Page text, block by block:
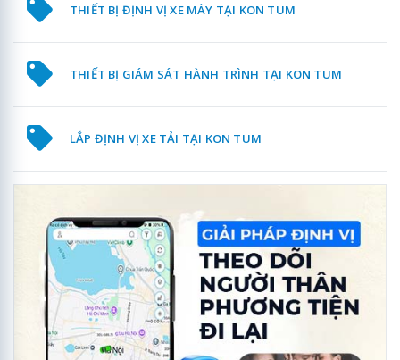
THIẾT BỊ ĐỊNH VỊ XE MÁY TẠI KON TUM
THIẾT BỊ GIÁM SÁT HÀNH TRÌNH TẠI KON TUM
LẮP ĐỊNH VỊ XE TẢI TẠI KON TUM